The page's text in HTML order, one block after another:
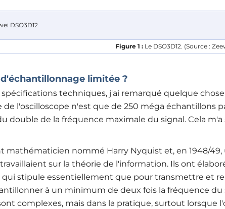
Figure 1 :Le DSO3D12. (Source :
limitée ?
techniques, j'ai remarqué quelque
l'oscilloscope n'est que de 250 méga échantillons
double de la fréquence maximale du signal. Cela
mathématicien nommé Harry Nyquist et, en 1948/
sur la théorie de l'information. Ils ont
qui stipule essentiellement que pour transmettre et
à un minimum de deux fois la fréquence du
complexes, mais dans la pratique, surtout lorsque